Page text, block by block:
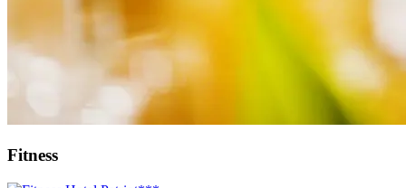
Fitness